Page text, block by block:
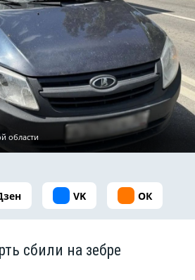
области
VK ОК
сбили на зебре